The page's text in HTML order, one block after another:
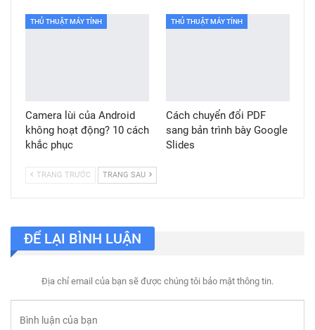
THỦ THUẬT MÁY TÍNH
Camera lùi của Android
không hoạt động? 10 cách
khắc phục
THỦ THUẬT MÁY TÍNH
Cách chuyển đổi PDF
sang bản trình bày Google
Slides
TRANG TRƯỚC TRANG SAU
ĐỂ LẠI BÌNH LUẬN
Địa chỉ email của bạn sẽ được chúng tôi bảo mật thông tin.